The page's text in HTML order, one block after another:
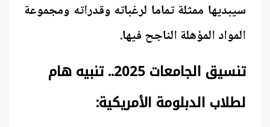
سيبديها ممثلة تماما لرغباته وقدراته ومجموعة
المواد المؤهلة الناجح فيها.
تنسيق الجامعات 2025.. تنبيه هام
لطلاب الدبلومة الأمريكية: